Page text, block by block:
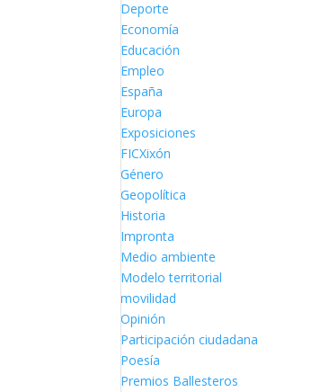
Deporte
Economía
Educación
Empleo
España
Europa
Exposiciones
FICXixón
Género
Geopolítica
Historia
Impronta
Medio ambiente
Modelo territorial
movilidad
Opinión
Participación ciudadana
Poesía
Premios Ballesteros